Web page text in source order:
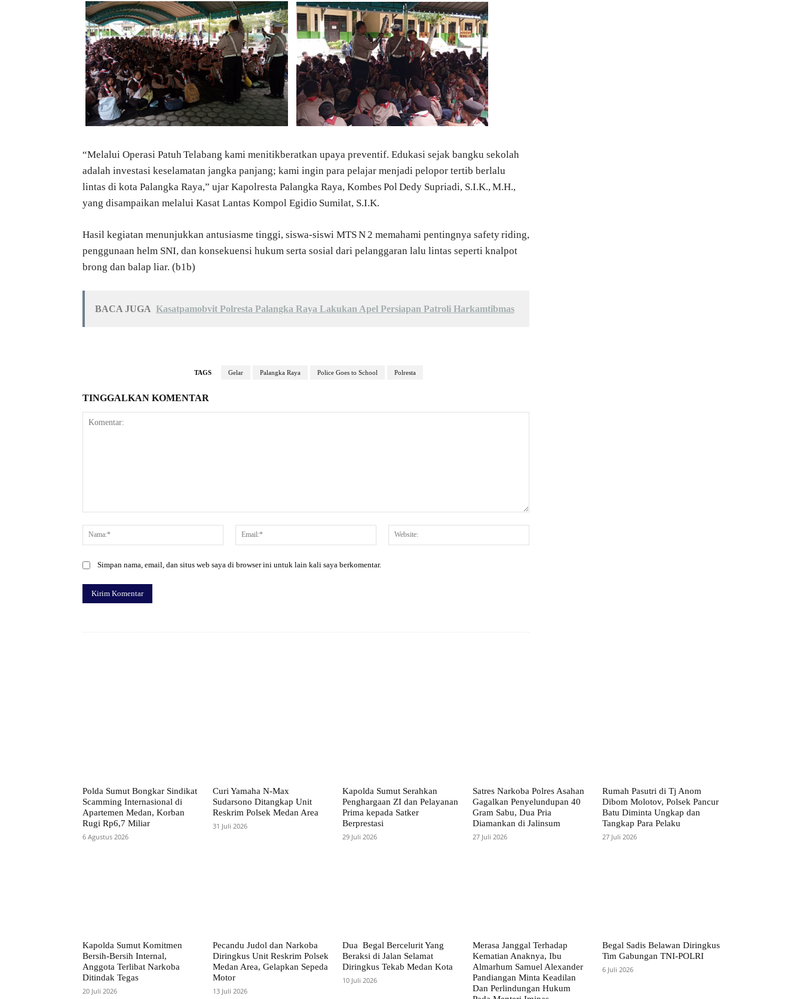
“Melalui Operasi Patuh Telabang kami menitikberatkan upaya preventif. Edukasi sejak bangku sekolah
adalah investasi keselamatan jangka panjang; kami ingin para pelajar menjadi pelopor tertib berlalu
lintas di kota Palangka Raya,” ujar Kapolresta Palangka Raya, Kombes Pol Dedy Supriadi, S.I.K., M.H.,
yang disampaikan melalui Kasat Lantas Kompol Egidio Sumilat, S.I.K.
Hasil kegiatan menunjukkan antusiasme tinggi, siswa‐siswi MTS N 2 memahami pentingnya safety riding,
penggunaan helm SNI, dan konsekuensi hukum serta sosial dari pelanggaran lalu lintas seperti knalpot
brong dan balap liar. (b1b)
BACA JUGA Kasatpamobvit Polresta Palangka Raya Lakukan Apel Persiapan Patroli Harkamtibmas
TAGS Gelar Palangka Raya Police Goes to School Polresta
TINGGALKAN KOMENTAR
Nama:*
Email:*
Simpan nama, email, dan situs web saya di browser ini untuk lain kali saya berkomentar.
Polda Sumut Bongkar Sindikat
Scamming Internasional di
Apartemen Medan, Korban
Rugi Rp6,7 Miliar
6 Agustus 2026
Curi Yamaha N-Max
Sudarsono Ditangkap Unit
Reskrim Polsek Medan Area
31 Juli 2026
Kapolda Sumut Serahkan
Penghargaan ZI dan Pelayanan
Prima kepada Satker
Berprestasi
29 Juli 2026
Satres Narkoba Polres Asahan
Gagalkan Penyelundupan 40
Gram Sabu, Dua Pria
Diamankan di Jalinsum
27 Juli 2026
Rumah Pasutri di Tj Anom
Dibom Molotov, Polsek Pancur
Batu Diminta Ungkap dan
Tangkap Para Pelaku
27 Juli 2026
Kapolda Sumut Komitmen
Bersih-Bersih Internal,
Anggota Terlibat Narkoba
Ditindak Tegas
20 Juli 2026
Pecandu Judol dan Narkoba
Diringkus Unit Reskrim Polsek
Medan Area, Gelapkan Sepeda
Motor
13 Juli 2026
Dua Begal Bercelurit Yang
Beraksi di Jalan Selamat
Diringkus Tekab Medan Kota
10 Juli 2026
Merasa Janggal Terhadap
Kematian Anaknya, Ibu
Almarhum Samuel Alexander
Pandiangan Minta Keadilan
Dan Perlindungan Hukum
Begal Sadis Belawan Diringkus
Tim Gabungan TNI-POLRI
6 Juli 2026